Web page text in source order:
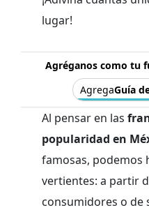
lugar!
Agréganos como tu
AgregaGuía
Al pensar en las
popularidad en
famosas, podemos
vertientes: a partir
consumidores o de